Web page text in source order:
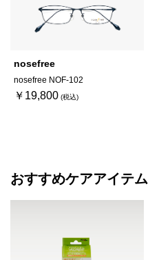
nosefree
nosefree NOF-102
￥19,800
おすすめケアアイテム